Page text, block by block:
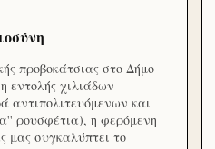
προβοκάτσιας στο Δήμο
εντολής χιλιάδων
αντιπολιτευόμενων και
ρουσφέτια), η φερόμενη
μας συγκαλύπτει το